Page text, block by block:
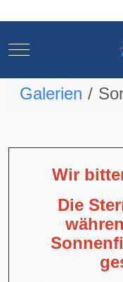
Mobile Menu Toggle
Galerien
Wir
Die